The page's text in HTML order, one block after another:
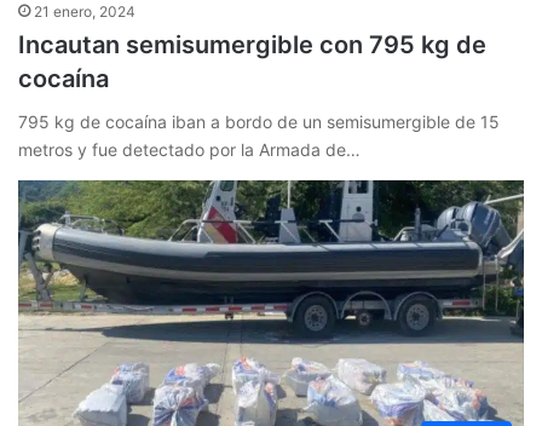
21 enero, 2024
Incautan semisumergible con 795 kg de
cocaína
795 kg de cocaína iban a bordo de un semisumergible de 15
metros y fue detectado por la Armada de…